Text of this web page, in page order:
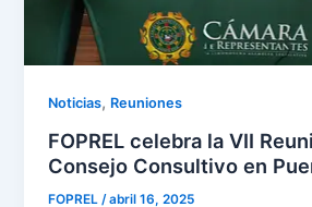
Noticias, Reuniones
FOPREL celebra la VII
Consejo Consultivo en
FOPREL /abril 16, 2025